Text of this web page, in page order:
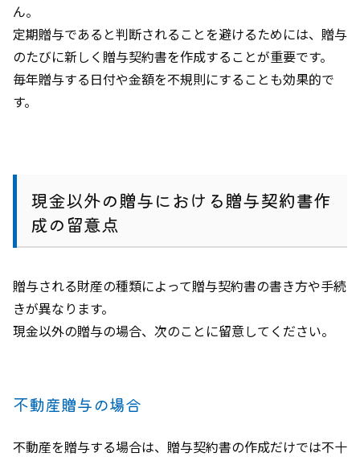
ん。
定期贈与であると判断されることを避けるためには、贈与
のたびに新しく贈与契約書を作成することが重要です。
毎年贈与する日付や金額を不規則にすることも効果的で
す。
現金以外の贈与における贈与契約書作
成の留意点
贈与される財産の種類によって贈与契約書の書き方や手続
きが異なります。
現金以外の贈与の場合、次のことに留意してください。
不動産贈与の場合
不動産を贈与する場合は、贈与契約書の作成だけでは不十